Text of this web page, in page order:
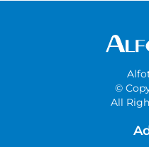
©
All